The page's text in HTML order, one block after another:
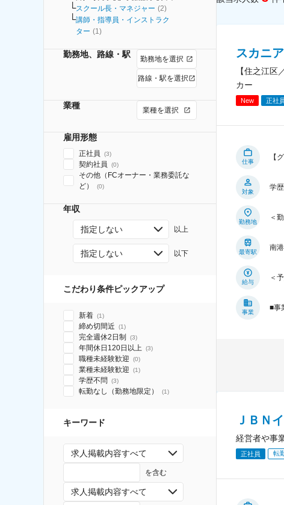
スクール長・マネジャー (2)
講師・指導員・インストラク
ター (1)
勤務地、路線・駅 勤務地を選択
路線・駅を選択
業種 業種を選択
雇用形態
正社員 (3)
契約社員 (0)
その他（FCオーナー・業務委託な
ど）
(0)
年収
指定しない 以上
指定しない 以下
こだわり条件ピックアップ
新着 (1)
締め切間近 (1)
完全週休2日制 (3)
年間休日120日以上 (3)
職種未経験歓迎 (0)
業種未経験歓迎 (1)
学歴不問 (3)
転勤なし（勤務地限定） (1)
キーワード
求人掲載内容すべて
を含む
求人掲載内容すべて
スカニ
【住之江
カー
New 正社
仕事
【
対象
学
勤務地
＜
最寄駅
南
給与
＜
事業
■事
ＪＢＮ
経営者や事
正社員 転